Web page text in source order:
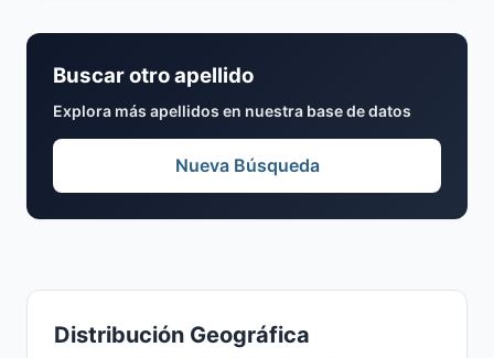
Distribución Geográfica
Buscar otro apellido
Explora más apellidos en nuestra base de datos
Nueva Búsqueda